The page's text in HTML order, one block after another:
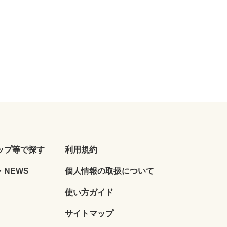
プ等で探す
NEWS
利用規約
個人情報の取扱について
使い方ガイド
サイトマップ